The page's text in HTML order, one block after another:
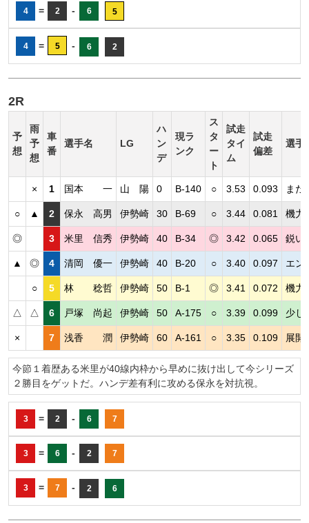
4 = 2 - 6 5
4 = 5 - 6 2
2R
予
想
雨
予
想
車
番
選手名 LG
ハ
ン
デ
現ラ
ンク
ス
タ
ー
ト
試走
タイ
ム
試走
偏差
選手
× 1 国本 一 山 陽 0 B-140 ○ 3.53 0.093 まだ
○ ▲ 2 保永 高男 伊勢崎 30 B-69 ○ 3.44 0.081 機力
◎ 3 米里 信秀 伊勢崎 40 B-34 ◎ 3.42 0.065 鋭い
▲ ◎ 4 清岡 優一 伊勢崎 40 B-20 ○ 3.40 0.097 エン
○ 5 林 稔哲 伊勢崎 50 B-1 ◎ 3.41 0.072 機力
△ △ 6 戸塚 尚起 伊勢崎 50 A-175 ○ 3.39 0.099 少し
× 7 浅香 潤 伊勢崎 60 A-161 ○ 3.35 0.109 展開
今節１着歴ある米里が40線内枠から早めに抜け出して今シリーズ
２勝目をゲットだ。ハンデ差有利に攻める保永を対抗視。
3 = 2 - 6 7
3 = 6 - 2 7
3 = 7 - 2 6